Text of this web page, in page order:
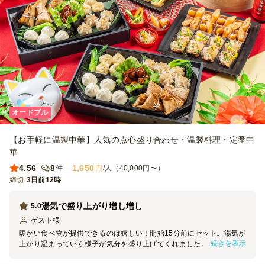
オードブル
【お手軽に温製中華】人気の点心盛り合わせ・温製料理・定番中
華
4.56
8件 1,650 円/人（40,000円〜）
締切 3日前12時
湯気で盛り上がり増し増し
5.0
ゲスト 様
暖かい食べ物が提供できるのは嬉しい！開始15分前にセット。湯気が
上がり温まっていく様子が気分を盛り上げてくれました。シュウマイ
続きを表示